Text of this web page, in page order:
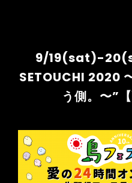
9/19(sat)-
SETOUCHI 2020
う側。〜”